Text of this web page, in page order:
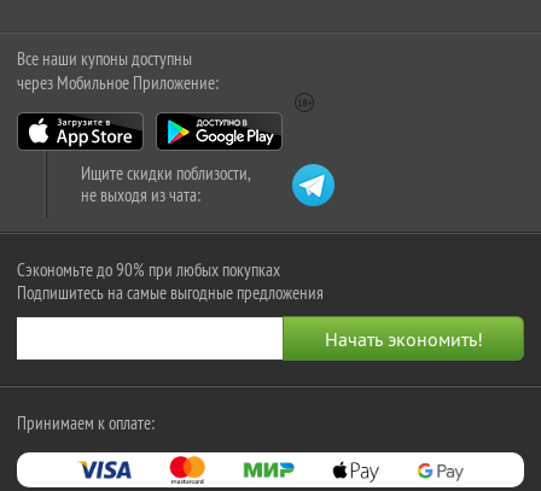
Все наши купоны доступны
через Мобильное Приложение:
Ищите скидки поблизости,
не выходя из чата:
Сэкономьте до 90% при любых покупках
Подпишитесь на самые выгодные предложения
Принимаем к оплате: